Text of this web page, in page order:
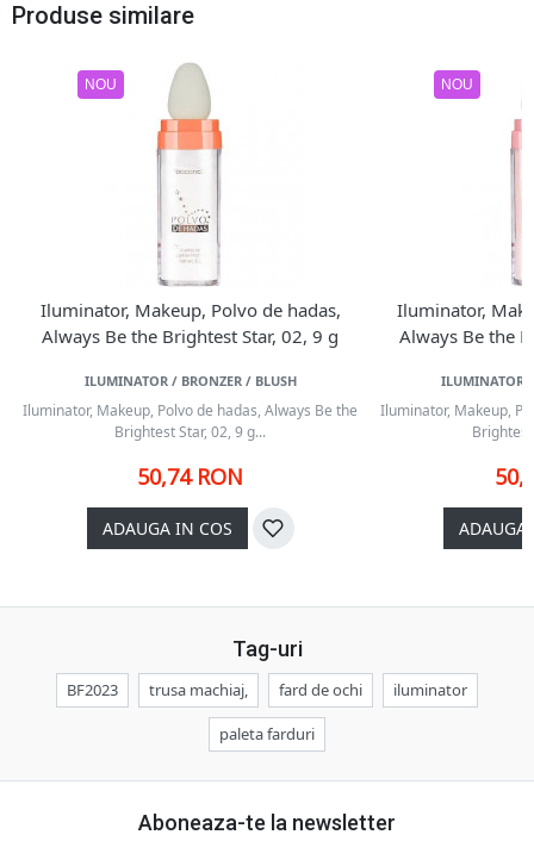
Produse similare
NOU
Iluminator, Makeup, Polvo de hadas,
Always Be the Brightest Star, 02, 9 g
ILUMINATOR / BRONZER / BLUSH
Iluminator, Makeup, Polvo de hadas, Always Be the
Brightest Star, 02, 9 g...
50,74 RON
ADAUGA IN COS
NOU
Iluminator,
Always Be the
ILUMINATOR
Iluminator, Makeup,
Brightest
ADAUGA
Tag-uri
BF2023 trusa machiaj, fard de ochi iluminator
paleta farduri
Aboneaza-te la newsletter